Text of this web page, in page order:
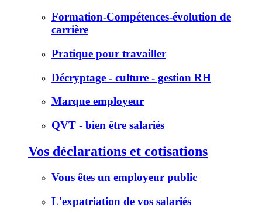
Formation-Compétences-évolution de
carrière
Pratique pour travailler
Décryptage - culture - gestion RH
Marque employeur
QVT - bien être salariés
Vos déclarations et cotisations
Vous êtes un employeur public
L'expatriation de vos salariés